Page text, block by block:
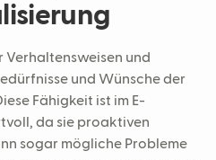
Verhaltensweisen und
und Wünsche der
Fähigkeit ist im E-
da sie proaktiven
sogar mögliche Probleme